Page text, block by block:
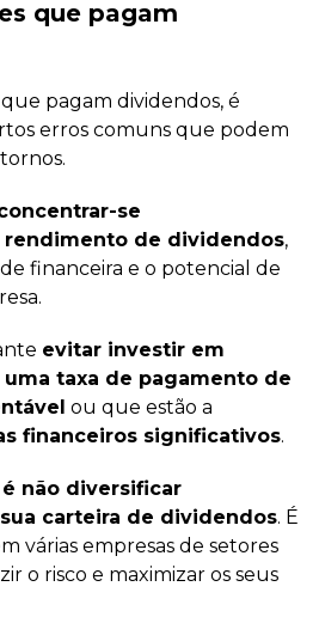
que pagam
pagam dividendos, é
erros comuns que podem
se
rendimento de dividendos,
financeira e o potencial de
evitar investir em
taxa de pagamento de
ou que estão a
financeiros significativos.
não diversificar
carteira de dividendos. É
várias empresas de setores
o risco e maximizar os seus